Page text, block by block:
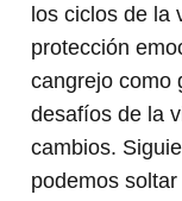
los ciclos de la
protección
cangrejo como
desafíos de la
cambios.
podemos